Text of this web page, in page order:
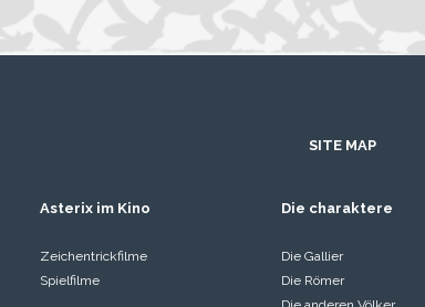
SITE MAP
Asterix im Kino
Zeichentrickfilme
Spielfilme
Die charaktere
Die Gallier
Die Römer